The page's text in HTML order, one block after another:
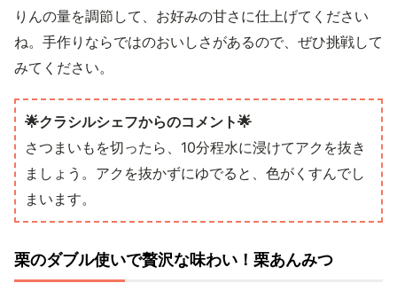
りんの量を調節して、お好みの甘さに仕上げてください
ね。手作りならではのおいしさがあるので、ぜひ挑戦して
みてください。
🌟クラシルシェフからのコメント🌟
さつまいもを切ったら、10分程水に浸けてアクを抜き
ましょう。アクを抜かずにゆでると、色がくすんでし
まいます。
栗のダブル使いで贅沢な味わい！栗あんみつ